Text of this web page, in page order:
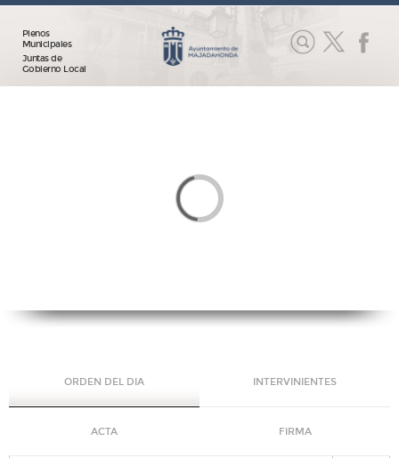
Plenos
Municipales
Juntas de
Gobierno Local
ORDEN DEL DIA INTERVINIENTES
ACTA FIRMA